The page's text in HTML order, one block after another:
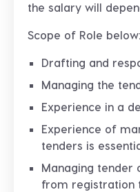
the salary will
Scope of Role below:
Drafting and
Managing the
Experience in a
Experience of
tenders is
Managing tender
from registration